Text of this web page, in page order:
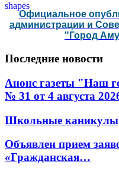
Официальное
администрации и
"Город
Последние новости
Анонс газеты "Наш
№ 31 от 4 августа
Школьные каникулы
Объявлен прием
«Гражданская…